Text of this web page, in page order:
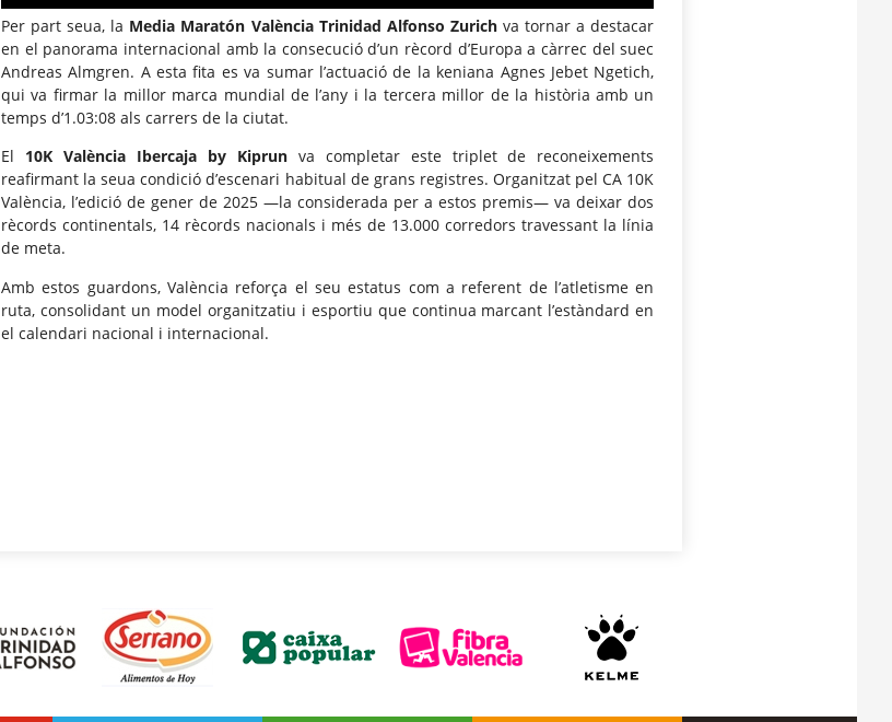
Per part seua, la Media Maratón València Trinidad Alfonso Zurichva tornar a destacar
en el panorama internacional amb la consecució d’un rècord d’Europa a càrrec del suec
Andreas Almgren. A esta fita es va sumar l’actuació de la keniana Agnes Jebet Ngetich,
qui va firmar la millor marca mundial de l’any i la tercera millor de la història amb un
temps d’1.03:08 als carrers de la ciutat.
El 10K València Ibercaja by Kiprunva completar este triplet de reconeixements
reafirmant la seua condició d’escenari habitual de grans registres. Organitzat pel CA 10K
València, l’edició de gener de 2025 —la considerada per a estos premis— va deixar dos
rècords continentals, 14 rècords nacionals i més de 13.000 corredors travessant la línia
de meta.
Amb estos guardons, València reforça el seu estatus com a referent de l’atletisme en
ruta, consolidant un model organitzatiu i esportiu que continua marcant l’estàndard en
el calendari nacional i internacional.